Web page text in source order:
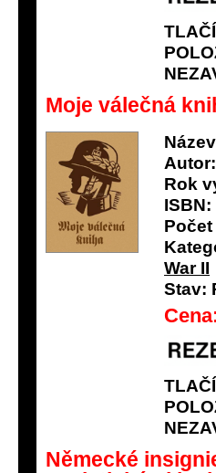
Moje válečná
Autor:
Rok
ISBN:
War II
Stav:
Německé